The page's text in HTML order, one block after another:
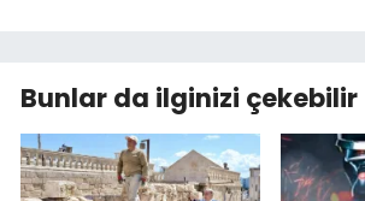
Bunlar da ilginizi çekebilir